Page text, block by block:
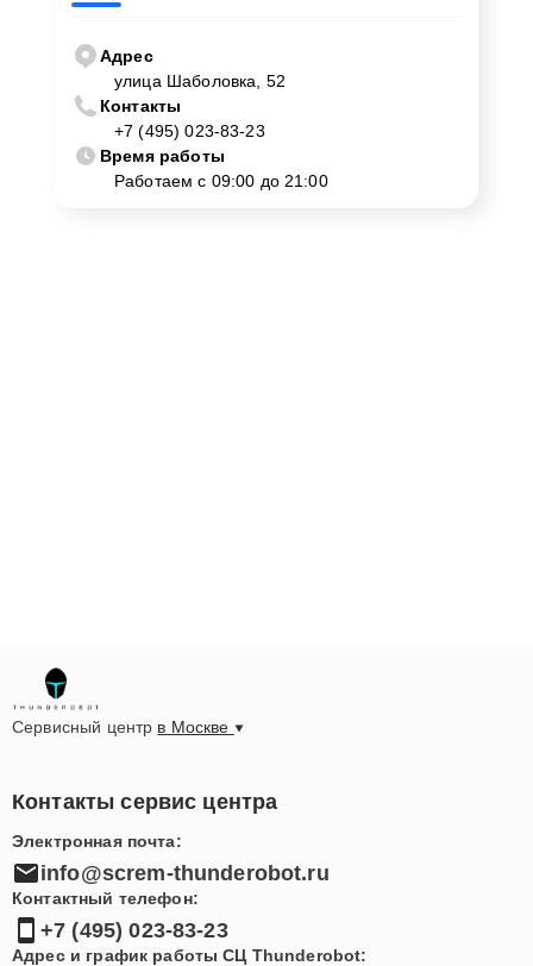
Адрес
улица Шаболовка, 52
Контакты
+7 (495) 023-83-23
Время работы
Работаем с 09:00 до 21:00
Сервисный центр в Москве
Контакты сервис центра
Электронная почта:
info@screm-thunderobot.ru
Контактный телефон:
+7 (495) 023-83-23
Адрес и график работы СЦ Thunderobot: